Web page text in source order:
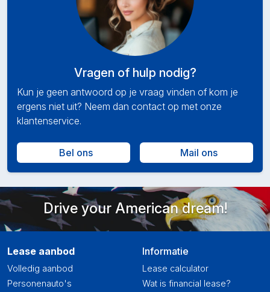
Vragen of hulp nodig?
Kun je geen antwoord op je vraag vinden of kom je
ergens niet uit? Neem dan contact op met onze
klantenservice.
Bel ons Mail ons
Drive your American dream!
Lease aanbod
Volledig aanbod
Personenauto's
Informatie
Lease calculator
Wat is financial lease?